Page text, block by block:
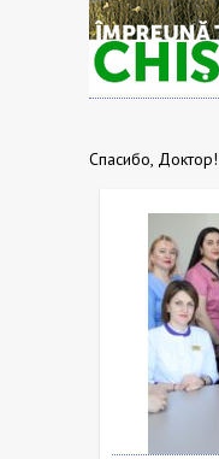
Спасибо, Доктор!